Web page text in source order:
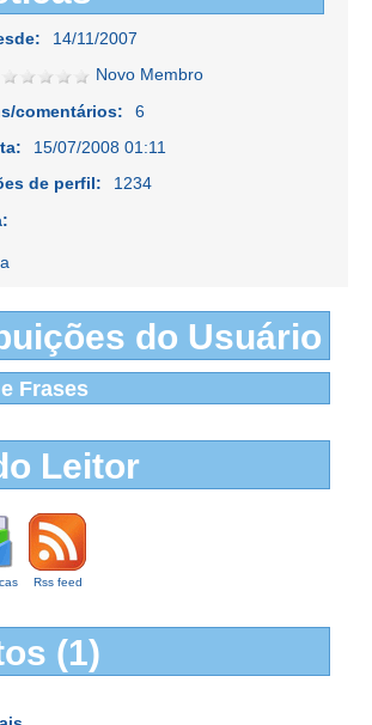
14/11/2007
Novo Membro
comentários:
6
15/07/2008 01:11
de perfil:
1234
do Usuário
Frases
Leitor
Rss feed
(1)